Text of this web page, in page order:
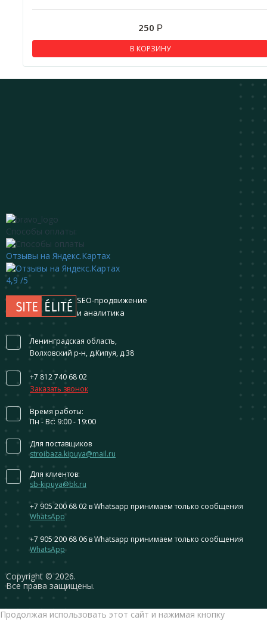
250 Р
В КОРЗИНУ
Сopyright © 2026.
Все права защищены.
Способы оплаты:
Отзывы на Яндекс.Картах
4,9 /5
SEO-продвижение
и аналитика
Ленинградская область,
Волховский р-н, д.Кипуя, д.38
+7 812 740 68 02
Заказать звонок
Время работы:
Пн - Вс: 9:00 - 19:00
Для поставщиков
stroibaza.kipuya@mail.ru
Для клиентов:
sb-kipuya@bk.ru
+7 905 200 68 02 в Whatsapp принимаем только сообщения
WhatsApp
+7 905 200 68 06 в Whatsapp принимаем только сообщения
WhatsApp
Продолжая использовать этот сайт и нажимая кнопку